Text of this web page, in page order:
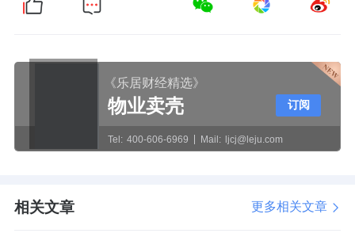
《乐居财经精选》
物业卖壳
Tel: 400-606-6969 Mail: ljcj@leju.com
订阅
相关文章 更多相关文章